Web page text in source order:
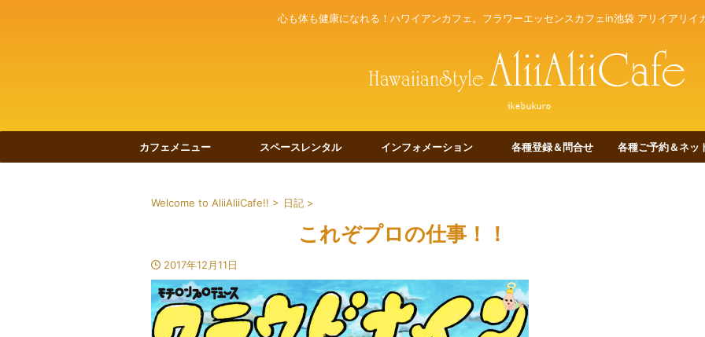
心も体も健康になれる！ハワイアンカフェ。フラワーエッセンスカフェin池袋 アリイアリイ
カフェメニュー スペースレンタル インフォメーション 各種登録＆問合せ 各種ご予約＆ネッ
Welcome to AliiAliiCafe!! > 日記 >
これぞプロの仕事！！
2017年12月11日